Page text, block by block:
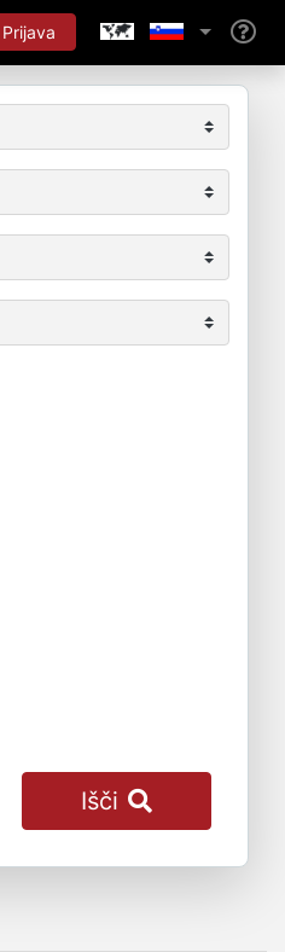
Prijava
Išči